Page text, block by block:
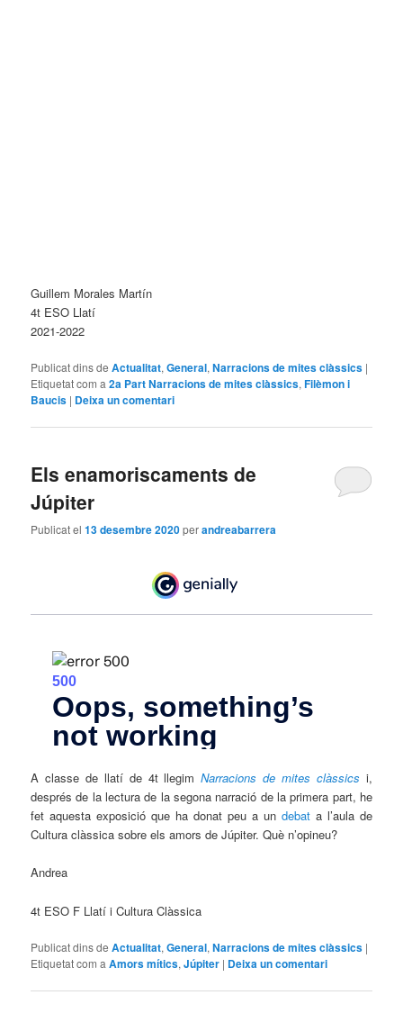
Guillem Morales Martín
4t ESO Llatí
2021-2022
Publicat dins de Actualitat,General,Narracions de mites clàssics |
Etiquetat com a 2a Part Narracions de mites clàssics,Filèmon i
Baucis | Deixa un comentari
Els enamoriscaments de
Júpiter
Publicat el13 desembre 2020perandreabarrera
A classe de llatí de 4t llegimNarracions de mites clàssics i,
després de la lectura de la segona narració de la primera part, he
fet aquesta exposició que ha donat peu a un debata l’aula de
Cultura clàssica sobre els amors de Júpiter. Què n’opineu?
Andrea
4t ESO F Llatí i Cultura Clàssica
Publicat dins de Actualitat,General,Narracions de mites clàssics |
Etiquetat com a Amors mítics,Júpiter | Deixa un comentari